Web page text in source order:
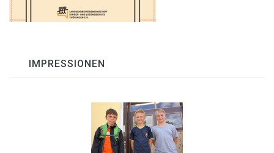
IMPRESSIONEN